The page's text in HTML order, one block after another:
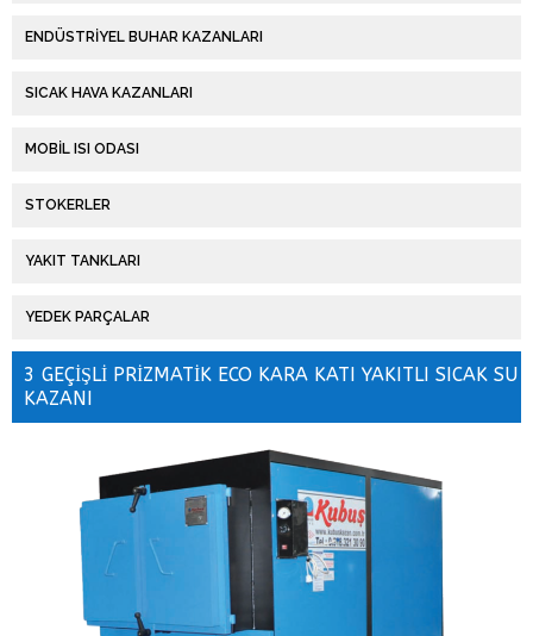
ENDÜSTRİYEL BUHAR KAZANLARI
SICAK HAVA KAZANLARI
MOBİL ISI ODASI
STOKERLER
YAKIT TANKLARI
YEDEK PARÇALAR
3 GEÇİŞLİ PRİZMATİK ECO KARA KATI YAKITLI SICAK SU
KAZANI
Haberler
Sosyal
Medya